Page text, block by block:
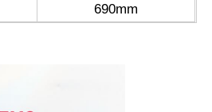
690mm